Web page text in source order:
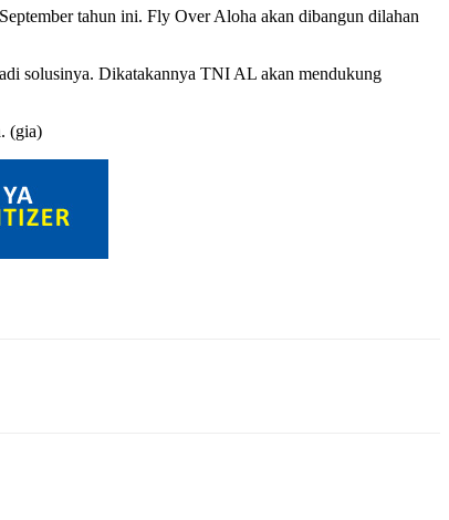
tahun ini. Fly Over Aloha akan dibangun dilahan
solusinya. Dikatakannya TNI AL akan mendukung
(gia)